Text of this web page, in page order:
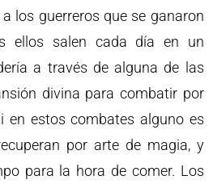
los guerreros que se ganaron
ellos salen cada día en un
a través de alguna de las
divina para combatir por
en estos combates alguno es
por arte de magia, y
para la hora de comer. Los